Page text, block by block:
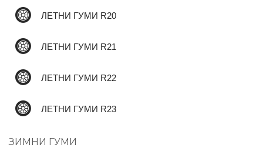
ЛЕТНИ ГУМИ R20
ЛЕТНИ ГУМИ R21
ЛЕТНИ ГУМИ R22
ЛЕТНИ ГУМИ R23
ЗИМНИ ГУМИ